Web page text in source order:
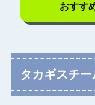
おすす
タカギスチ